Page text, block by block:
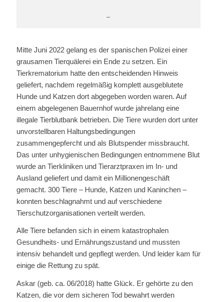
–
Mitte Juni 2022 gelang es der spanischen Polizei einer
grausamen Tierquälerei ein Ende zu setzen. Ein
Tierkrematorium hatte den entscheidenden Hinweis
geliefert, nachdem regelmäßig komplett ausgeblutete
Hunde und Katzen dort abgegeben worden waren. Auf
einem abgelegenen Bauernhof wurde jahrelang eine
illegale Tierblutbank betrieben. Die Tiere wurden dort unter
unvorstellbaren Haltungsbedingungen
zusammengepfercht und als Blutspender missbraucht.
Das unter unhygienischen Bedingungen entnommene Blut
wurde an Tierkliniken und Tierarztpraxen im In- und
Ausland geliefert und damit ein Millionengeschäft
gemacht. 300 Tiere – Hunde, Katzen und Kaninchen –
konnten beschlagnahmt und auf verschiedene
Tierschutzorganisationen verteilt werden.
Alle Tiere befanden sich in einem katastrophalen
Gesundheits- und Ernährungszustand und mussten
intensiv behandelt und gepflegt werden. Und leider kam für
einige die Rettung zu spät.
Askar (geb. ca. 06/2018) hatte Glück. Er gehörte zu den
Katzen, die vor dem sicheren Tod bewahrt werden